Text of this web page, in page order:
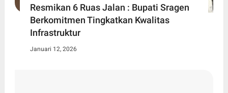
Resmikan 6 Ruas Jalan : Bupati Sragen
Berkomitmen Tingkatkan Kwalitas
Infrastruktur
Januari 12, 2026